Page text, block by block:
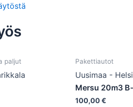
paljut Pakettiautot
Uusimaa -
Mersu 20m3
100,00€